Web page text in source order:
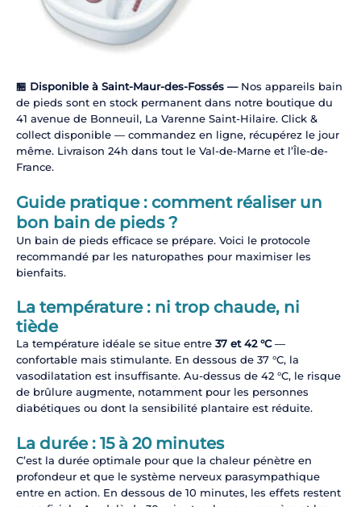
🏪 Disponible à Saint-Maur-des-Fossés — Nos appareils bain
de pieds sont en stock permanent dans notre boutique du
41 avenue de Bonneuil, La Varenne Saint-Hilaire. Click &
collect disponible — commandez en ligne, récupérez le jour
même. Livraison 24h dans tout le Val-de-Marne et l’Île-de-
France.
Guide pratique : comment réaliser un
bon bain de pieds ?
Un bain de pieds efficace se prépare. Voici le protocole
recommandé par les naturopathes pour maximiser les
bienfaits.
La température : ni trop chaude, ni
tiède
La température idéale se situe entre 37 et 42 °C—
confortable mais stimulante. En dessous de 37 °C, la
vasodilatation est insuffisante. Au-dessus de 42 °C, le risque
de brûlure augmente, notamment pour les personnes
diabétiques ou dont la sensibilité plantaire est réduite.
La durée : 15 à 20 minutes
C’est la durée optimale pour que la chaleur pénètre en
profondeur et que le système nerveux parasympathique
entre en action. En dessous de 10 minutes, les effets restent